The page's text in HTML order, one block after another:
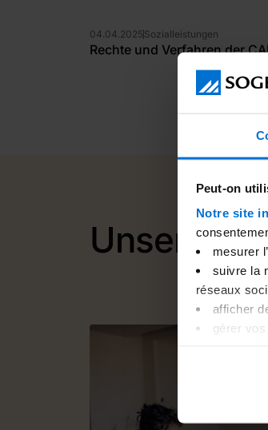
Peut-on
Notre site
mesurer
suivre la
réseaux
afficher
gérer
internet.
04.04.2025 Sozialleistungen
Rechte und Verfahren der
Unsere